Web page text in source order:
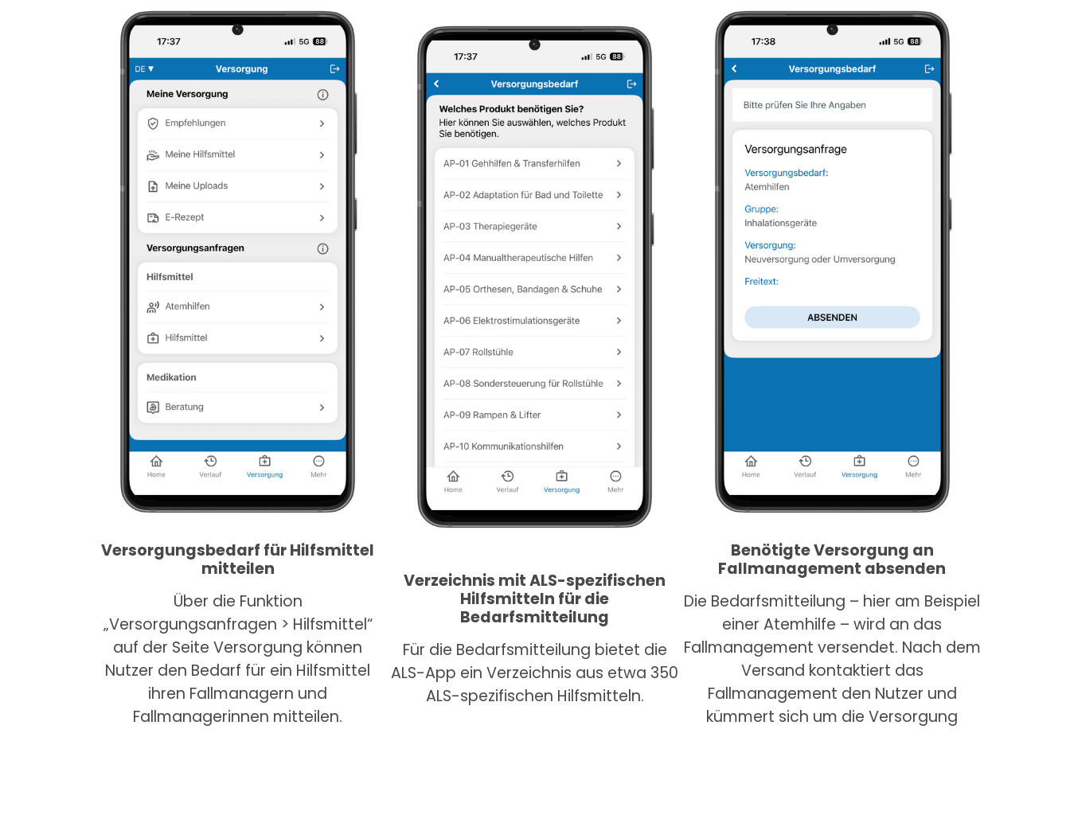
Versorgungsbedarf für Hilfsmittel
mitteilen
Über die Funktion
„Versorgungsanfragen > Hilfsmittel“
auf der Seite Versorgung können
Nutzer den Bedarf für ein Hilfsmittel
ihren Fallmanagern und
Fallmanagerinnen mitteilen.
Verzeichnis mit ALS-spezifischen
Hilfsmitteln für die
Bedarfsmitteilung
Für die Bedarfsmitteilung bietet die
ALS-App ein Verzeichnis aus etwa 350
ALS-spezifischen Hilfsmitteln.
Benötigte Versorgung an
Fallmanagement absenden
Die Bedarfsmitteilung – hier am Beispiel
einer Atemhilfe – wird an das
Fallmanagement versendet. Nach dem
Versand kontaktiert das
Fallmanagement den Nutzer und
kümmert sich um die Versorgung